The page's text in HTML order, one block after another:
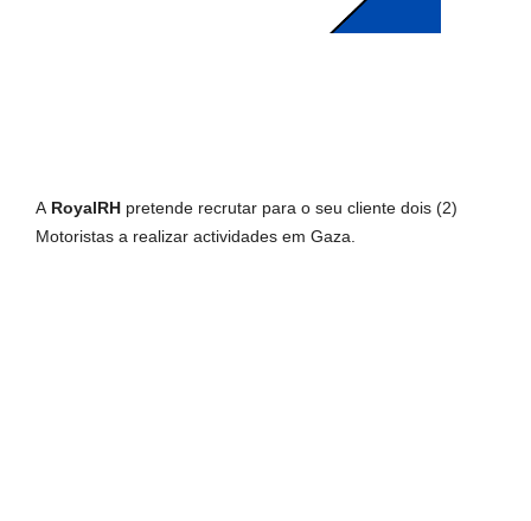
A RoyalRH pretende recrutar para o seu cliente dois (2)
Motoristas a realizar actividades em Gaza.